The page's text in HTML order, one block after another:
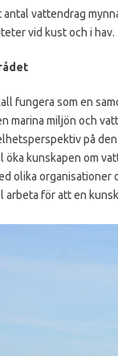
vattendrag
vid kust och i hav.
fungera som en
marina miljön och
på den
öka kunskapen om
olika organisationer
arbeta för att en